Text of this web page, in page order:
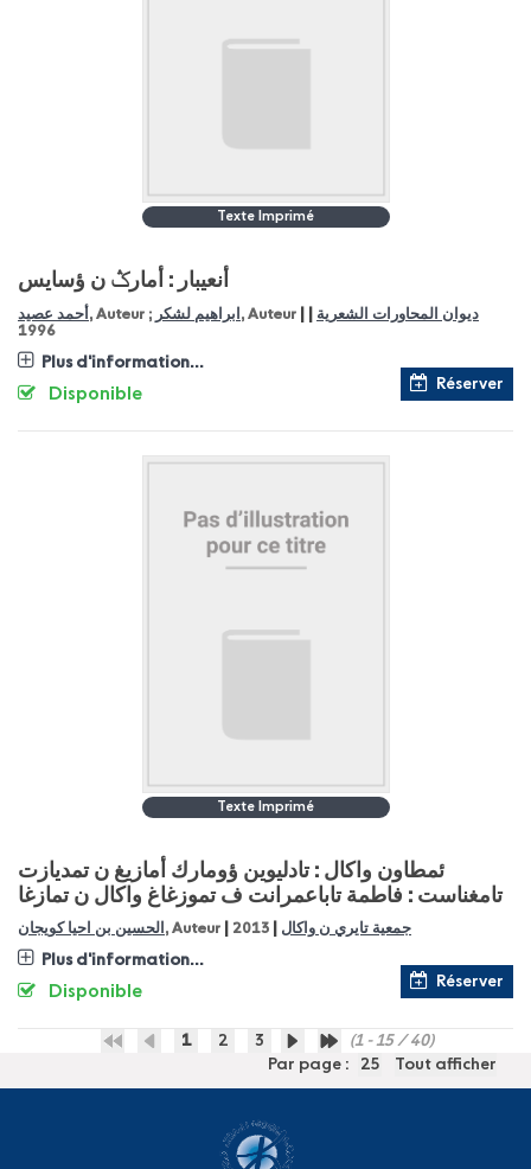
Texte Imprimé
أنعيبار : أمارݣ ن ؤسايس
أحمد عصيد , Auteur ; ابراهيم لشكر , Auteur ديوان المحاورات الشعرية
1996
Plus d'information...
Réserver
Disponible
Texte Imprimé
ئمطاون واكال : تادليوين ؤومارك أمازيغ ن تمديازت
تامغناست : فاطمة تاباعمرانت ف تموزغاغ واكال ن تمازغا
الحسين بن احيا كويجان , Auteur جمعية تايري ن واكال 2013
Plus d'information...
Réserver
Disponible
1 2 3
(1 - 15 / 40)
Par page :
25 Tout afficher